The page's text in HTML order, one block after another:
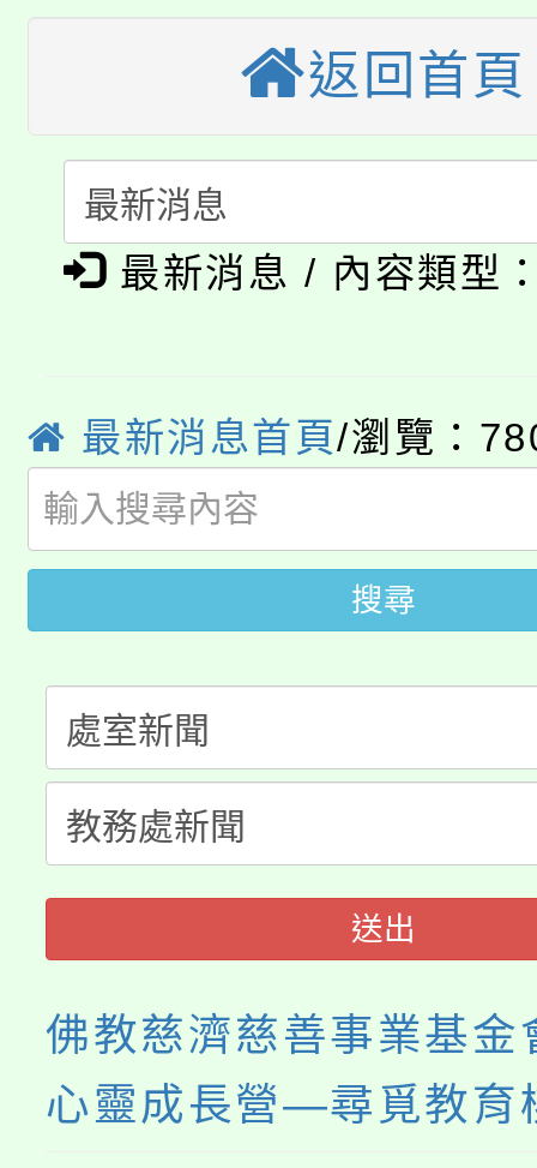
視費優惠，中低收入戶
半價優惠，詳情可洽有
者。
大園自造教育及科技中
份教師增能研習
大溪自造教育及科技
份教師研習
淨零綠生活教案入校路
會
115年食農教育專業人
程
「本色祭」8/29、30在
局官網。
8月14至27日，桃園電
開!
115年桃園市運動會8/
田徑場及游泳池舉行。
桃園市低收入戶享有免
視費優惠，中低收入戶
半價優惠，詳情可洽有
者。
大園自造教育及科技中
份教師增能研習
大溪自造教育及科技中
份教師研習
淨零綠生活教案入校路
會
115年食農教育專業人
程
返回首頁
最新消息 / 內容類型
最新消息首頁/瀏覽：
搜尋
送出
佛教慈濟慈善事業基金
心靈成長營—尋覓教育